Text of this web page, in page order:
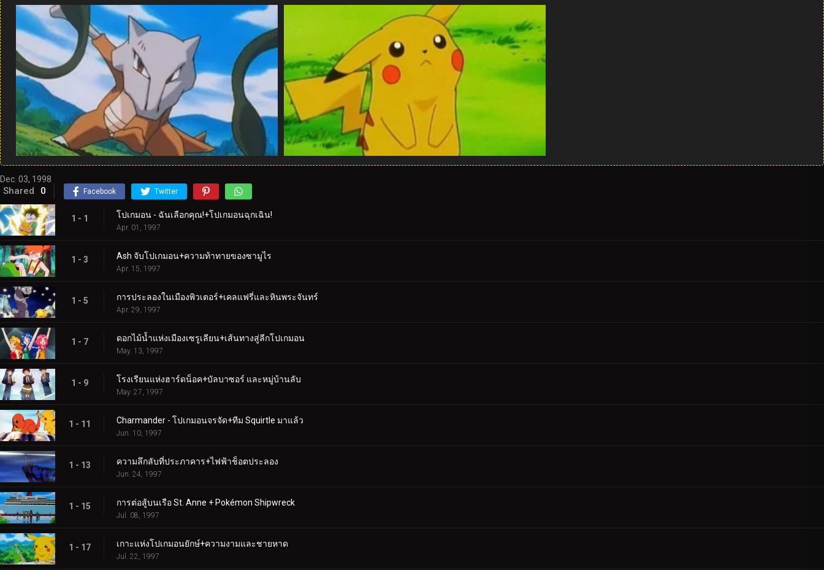
Dec. 03, 1998
Shared 0 Facebook Twitter
1 - 1 โปเกมอน - ฉันเลือกคุณ!+โปเกมอนฉุกเฉิน!
Apr. 01, 1997
1 - 3 Ash จับโปเกมอน+ความท้าทายของซามูไร
Apr. 15, 1997
1 - 5 การประลองในเมืองพิวเตอร์+เคลแฟรี่และหินพระจันทร์
Apr. 29, 1997
1 - 7 ดอกไม้น้ำแห่งเมืองเซรูเลียน+เส้นทางสู่ลีกโปเกมอน
May. 13, 1997
1 - 9 โรงเรียนแห่งฮาร์ดน็อค+บัลบาซอร์ และหมู่บ้านลับ
May. 27, 1997
1 - 11 Charmander - โปเกมอนจรจัด+ทีม Squirtle มาแล้ว
Jun. 10, 1997
1 - 13 ความลึกลับที่ประภาคาร+ไฟฟ้าช็อตประลอง
Jun. 24, 1997
1 - 15 การต่อสู้บนเรือ St. Anne + Pokémon Shipwreck
Jul. 08, 1997
1 - 17 เกาะแห่งโปเกมอนยักษ์+ความงามและชายหาด
Jul. 22, 1997